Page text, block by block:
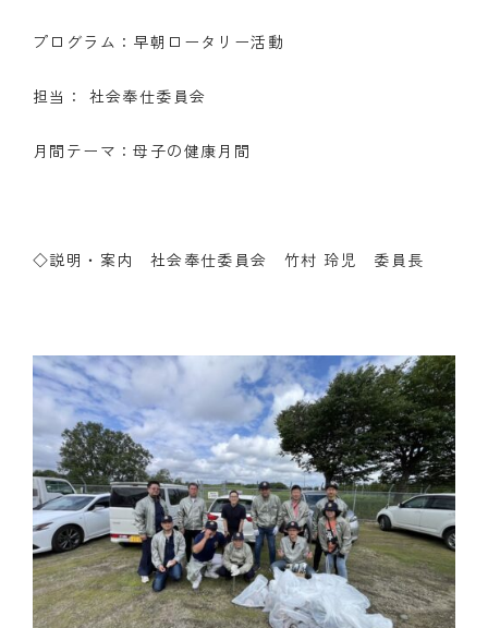
木曜会
例会場・事務局の案内
リンク集
情報公開
入会のご案内
プログラム：早朝ロータリー活動
担当： 社会奉仕委員会
月間テーマ：母子の健康月間
◇説明・案内 社会奉仕委員会 竹村 玲児 委員長